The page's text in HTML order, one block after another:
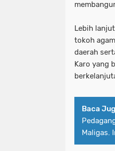
Lebih
tokoh
daerah
Karo yang
Baca
Maligas.